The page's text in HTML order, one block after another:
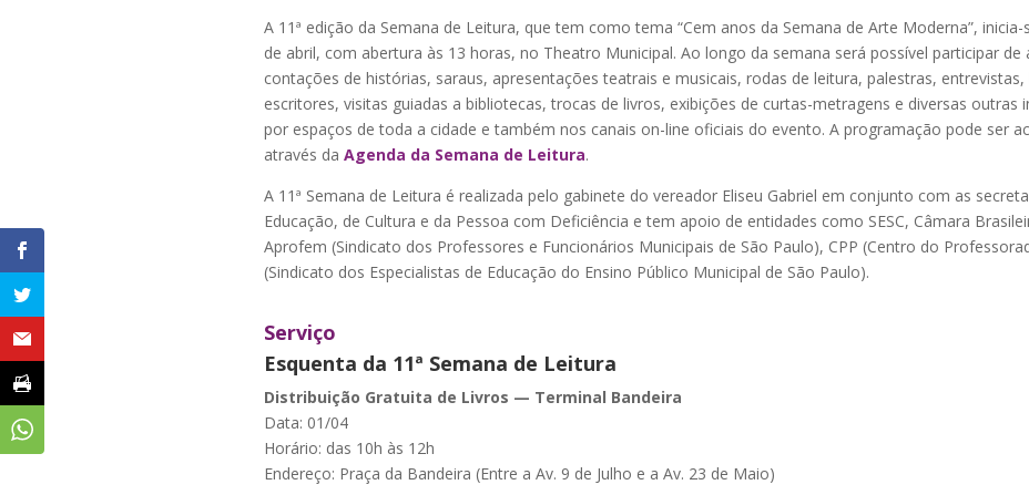
A 11ª edição da Semana de Leitura, que tem como tema “Cem anos da Semana de Arte Moderna”,
de abril, com abertura às 13 horas, no Theatro Municipal. Ao longo da semana será possível participar de
contações de histórias, saraus, apresentações teatrais e musicais, rodas de leitura, palestras,
escritores, visitas guiadas a bibliotecas, trocas de livros, exibições de curtas-metragens e diversas outras
por espaços de toda a cidade e também nos canais on-line oficiais do evento. A programação pode ser
através daAgenda da Semana de Leitura.
A 11ª Semana de Leitura é realizada pelo gabinete do vereador Eliseu Gabriel em conjunto com as
Educação, de Cultura e da Pessoa com Deficiência e tem apoio de entidades como SESC, Câmara
Aprofem (Sindicato dos Professores e Funcionários Municipais de São Paulo), CPP (Centro do
(Sindicato dos Especialistas de Educação do Ensino Público Municipal de São Paulo).
Serviço
Esquenta da 11ª Semana de Leitura
Distribuição Gratuita de Livros — Terminal Bandeira
Data: 01/04
Horário: das 10h às 12h
Endereço: Praça da Bandeira (Entre a Av. 9 de Julho e a Av. 23 de Maio)